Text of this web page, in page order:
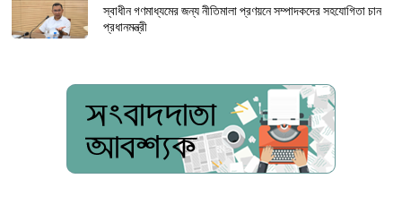
স্বাধীন গণমাধ্যমের জন্য নীতিমালা প্রণয়নে সম্পাদকদের সহযোগিতা চান
প্রধানমন্ত্রী